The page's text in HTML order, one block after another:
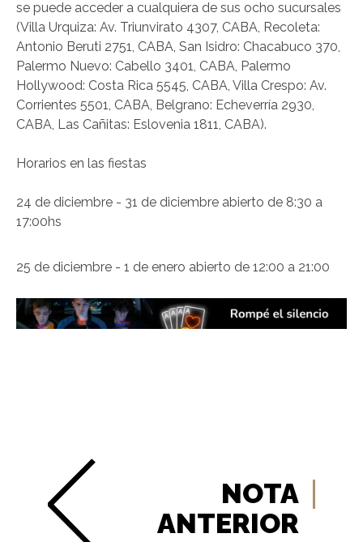
se puede acceder a cualquiera de sus ocho sucursales
(Villa Urquiza: Av. Triunvirato 4307, CABA, Recoleta:
Antonio Beruti 2751, CABA, San Isidro: Chacabuco 370,
Palermo Nuevo: Cabello 3401, CABA, Palermo
Hollywood: Costa Rica 5545, CABA, Villa Crespo: Av.
Corrientes 5501, CABA, Belgrano: Echeverría 2930,
CABA, Las Cañitas: Eslovenia 1811, CABA).
Horarios en las fiestas
24 de diciembre - 31 de diciembre abierto de 8:30 a
17:00hs
25 de diciembre - 1 de enero abierto de 12:00 a 21:00
NOTA
ANTERIOR